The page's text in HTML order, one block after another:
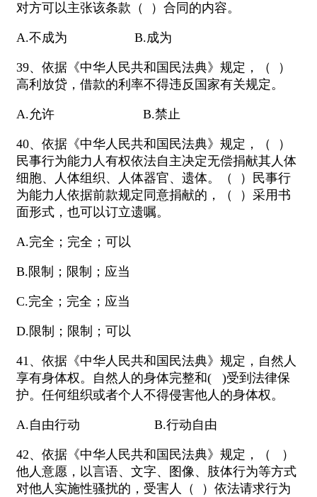
对方可以主张该条款（ ）合同的内容。
A.不成为 B.成为
39、依据《中华人民共和国民法典》规定，（ ）
高利放贷，借款的利率不得违反国家有关规定。
A.允许 B.禁止
40、依据《中华人民共和国民法典》规定，（ ）
民事行为能力人有权依法自主决定无偿捐献其人体
细胞、人体组织、人体器官、遗体。（ ）民事行
为能力人依据前款规定同意捐献的，（ ）采用书
面形式，也可以订立遗嘱。
A.完全；完全；可以
B.限制；限制；应当
C.完全；完全；应当
D.限制；限制；可以
41、依据《中华人民共和国民法典》规定，自然人
享有身体权。自然人的身体完整和( )受到法律保
护。任何组织或者个人不得侵害他人的身体权。
A.自由行动 B.行动自由
42、依据《中华人民共和国民法典》规定，（ ）
他人意愿，以言语、文字、图像、肢体行为等方式
对他人实施性骚扰的，受害人（ ）依法请求行为